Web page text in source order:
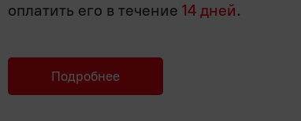
оплатить его в течение 14 дней.
Подробнее